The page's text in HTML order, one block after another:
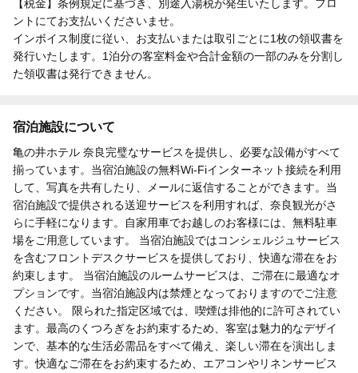
【税金】条例規定に基づき、別途入湯税が発生いたします。フロ
ントにてお支払いくださいませ。
インボイス制度に従い、お支払いまたは取引ごとに1枚の領収書を
発行いたします。1泊分の客室料金や合計金額の一部のみを分割し
た領収書は発行できません。
宿泊施設について
亀の井ホテル 奈良完璧なサービスを提供し、必要な設備がすべて
揃っています。当宿泊施設の無料Wi-Fiインターネット接続を利用
して、写真を共有したり、メールに返信することができます。当
宿泊施設で提供される送迎サービスを利用すれば、奈良観光がさ
らに手軽になります。自家用車でお越しのお客様には、無料駐車
場をご用意しています。 当宿泊施設ではコンシェルジュサービス
を含むフロントデスクサービスを提供しており、快適な滞在をお
約束します。 当宿泊施設のルームサービスは、ご滞在に最適なオ
プションです。当宿泊施設内は禁煙となっておりますのでご注意
ください。 限られた指定区域では、喫煙は排他的に許可されてい
ます。最高のくつろぎをお約束するため、客室は魅力的なデザイ
ンで、基本的な生活必需品をすべて備え、楽しい滞在を演出しま
す。快適なご滞在をお約束するため、エアコンやリネンサービス